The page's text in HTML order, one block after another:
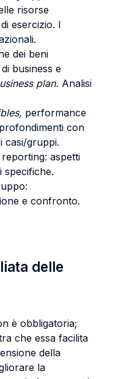
risorse
esercizio. I
dei beni
business e
plan. Analisi
performance
con
casi/gruppi.
aspetti
specifiche.
e confronto.
delle
è obbligatoria;
che essa facilita
della
la